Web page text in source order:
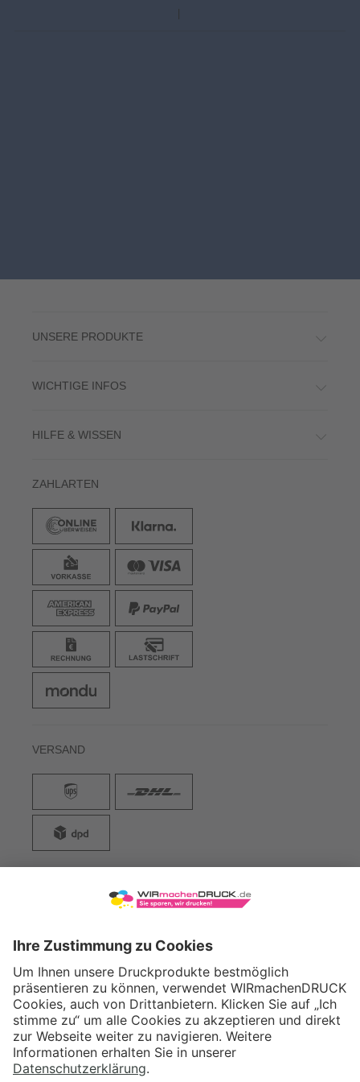
UNSERE PRODUKTE
WICHTIGE INFOS
HILFE & WISSEN
ZAHLARTEN
VERSAND
WIRmachenDRUCK GmbH
71522 Backnang
Tel.: +49 (0) 711 995 982 - 20
Fax: +49 (0) 711 995 982 - 21
SOCIAL MEDIA